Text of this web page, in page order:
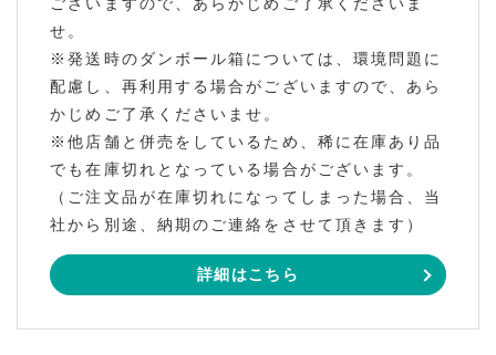
ございますので、あらかじめご了承くださいま
せ。
※発送時のダンボール箱については、環境問題に
配慮し、再利用する場合がございますので、あら
かじめご了承くださいませ。
※他店舗と併売をしているため、稀に在庫あり品
でも在庫切れとなっている場合がございます。
（ご注文品が在庫切れになってしまった場合、当
社から別途、納期のご連絡をさせて頂きます）
詳細はこちら